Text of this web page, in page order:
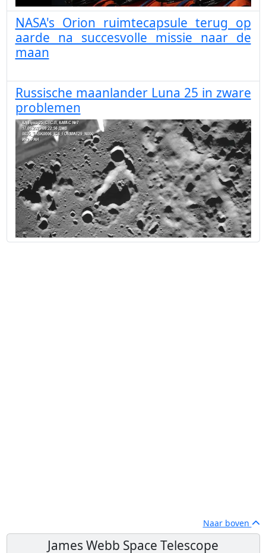
NASA's Orion ruimtecapsule terug op
aarde na succesvolle missie naar de
maan
Russische maanlander Luna 25 in zware
problemen
Naar boven
James Webb Space Telescope